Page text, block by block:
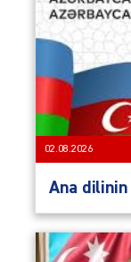
02.08.2026
Ana